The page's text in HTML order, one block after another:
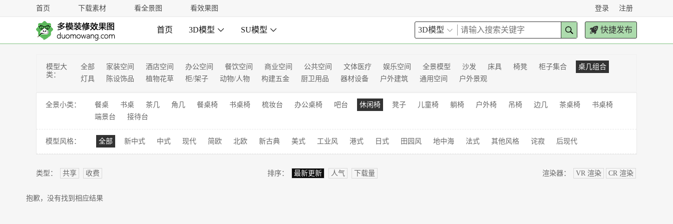
首页 下载素材 看全景图 看效果图 登录 注册
首页 3D模型  SU模型  3D模型 快捷发布
模型大
类：
全部 家装空间 酒店空间 办公空间 餐饮空间 商业空间 公共空间 文体医疗 娱乐空间 全景模型 沙发 床具 椅凳 柜子集合
桌几组合
灯具
陈设饰品 植物花草 柜/架子 动物/人物 构建五金 厨卫用品 器材设备 户外建筑 通用空间 户外景观
全景小类： 餐桌 书桌 茶几 角几 餐桌椅 书桌椅 梳妆台 办公桌椅 吧台 休闲椅 凳子 儿童椅 躺椅 户外椅 吊椅 边几 茶桌椅
书桌椅
端景台
接待台
模型风格： 全部 新中式 中式 现代 简欧 北欧 新古典 美式 工业风 港式 日式 田园风 地中海 法式 其他风格 诧寂 后现代
类型： 共享 收费 排序： 最新更新 人气 下载量 渲染器： VR 渲染 CR 渲染
抱歉，没有找到相应结果